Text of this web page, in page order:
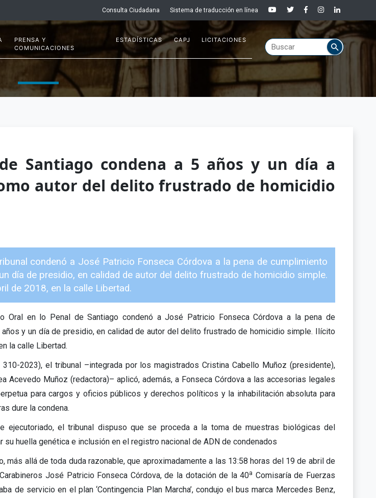
Consulta Ciudadana Sistema de traducción en línea
PRENSA Y
COMUNICACIONES
ESTADÍSTICAS CAPJ LICITACIONES
Santiago condena a 5 años y un día a
autor del delito frustrado de homicidio
condenó a José Patricio Fonseca Córdova a la pena de cumplimiento
día de presidio, en calidad de autor del delito frustrado de homicidio simple.
de 2018, en la calle Libertad.
Oral en lo Penal de Santiago condenó a José Patricio Fonseca Córdova a la pena de
y un día de presidio, en calidad de autor del delito frustrado de homicidio simple. Ilícito
la calle Libertad.
310-2023), el tribunal –integrada por los magistrados Cristina Cabello Muñoz (presidente),
Acevedo Muñoz (redactora)– aplicó, además, a Fonseca Córdova a las accesorias legales
para cargos y oficios públicos y derechos políticos y la inhabilitación absoluta para
dure la condena.
ejecutoriado, el tribunal dispuso que se proceda a la toma de muestras biológicas del
su huella genética e inclusión en el registro nacional de ADN de condenados
más allá de toda duda razonable, que aproximadamente a las 13:58 horas del 19 de abril de
José Patricio Fonseca Córdova, de la dotación de la 40a Comisaría de Fuerzas
de servicio en el plan ‘Contingencia Plan Marcha’, condujo el bus marca Mercedes Benz,